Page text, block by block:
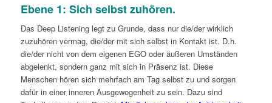
Ebene 1: Sich selbst zuhören.
Das Deep Listening legt zu Grunde, dass nur die/der wirklich
zuzuhören vermag, die/der mit sich selbst in Kontakt ist. D.h.
die/der nicht von dem eigenen EGO oder äußeren Umständen
abgelenkt, sondern ganz mit sich in Präsenz ist. Diese
Menschen hören sich mehrfach am Tag selbst zu und sorgen
dafür in einer inneren Ausgewogenheit zu sein. Dazu sind